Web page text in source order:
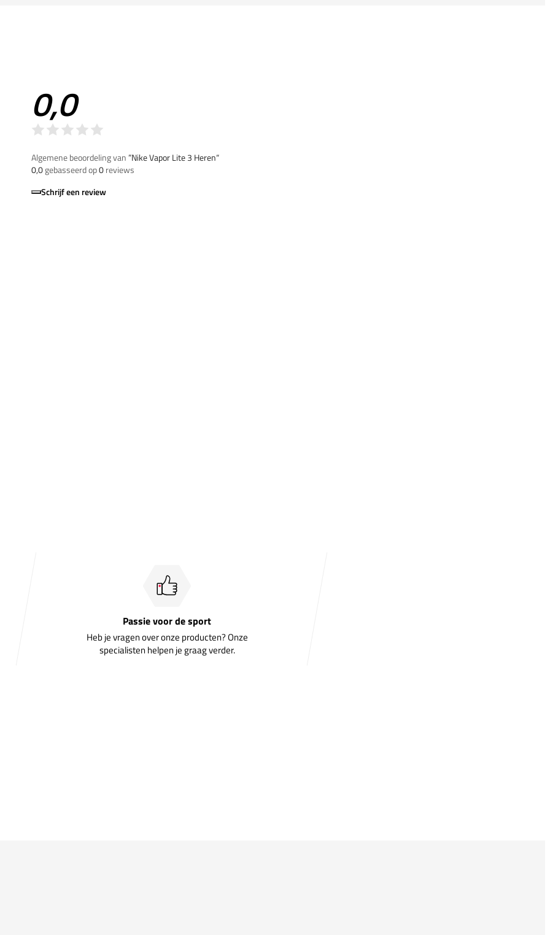
0,0
Algemene beoordeling van”Nike Vapor Lite 3 Heren“
0,0gebasseerd op0reviews
Schrijf een review
Passie voor de sport
Heb je vragen over onze producten? Onze
specialisten helpen je graag verder.